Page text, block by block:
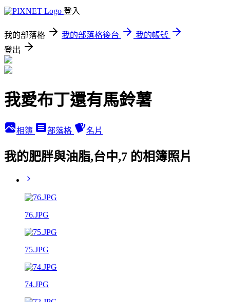
登入
我的部落格 我的部落格後台
我的帳號
登出
我愛布丁還有馬鈴薯
相簿 部落格 名片
我的肥胖與油脂,台中,7 的相簿照片
76.JPG
75.JPG
74.JPG